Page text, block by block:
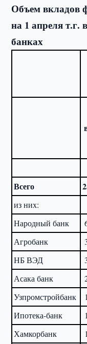
Объем вкладов
на 1 апреля т.г.
банках
Всего
из них:
Народный банк
Агробанк
НБ ВЭД
Асака банк
Узпромстройбанк
Ипотека-банк
Хамкорбанк